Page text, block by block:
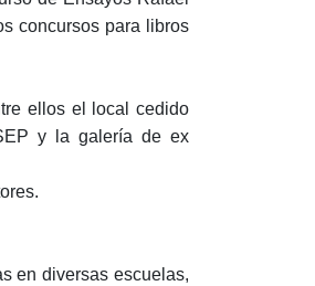
concursos para libros
ellos el local cedido
y la galería de ex
en diversas escuelas,